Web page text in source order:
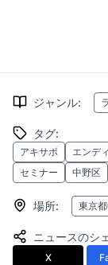
ジャンル:
タグ:
アキサポ エンデ
セミナー
中野区
場所: 東京
ニュースのシ
X